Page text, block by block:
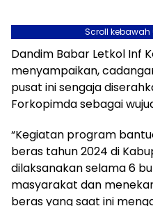
Scroll kebawah
Dandim Babar Letkol Inf
menyampaikan,
pusat ini sengaja
Forkopimda sebagai
“Kegiatan program
beras tahun 2024 di
dilaksanakan selama 6
masyarakat dan
beras yang saat ini